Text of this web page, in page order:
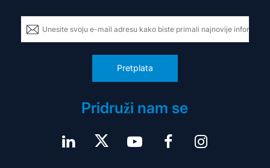
Pretplata
Pridruži nam se